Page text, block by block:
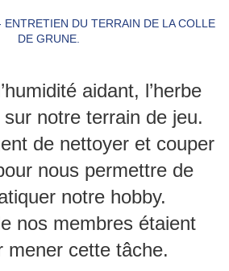
aidant, l’herbe
notre terrain de jeu.
de nettoyer et couper
nous permettre de
notre hobby.
nos membres étaient
mener cette tâche.